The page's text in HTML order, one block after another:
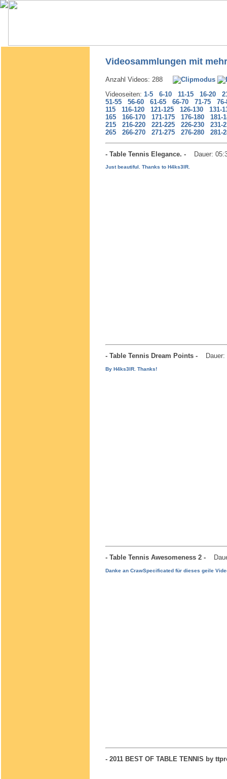
Videosammlungen mit
Anzahl Videos: 288
Videoseiten: 1-5 6-10 11-15 16-20
51-55
56-60 61-65 66-70 71-75
115
116-120 121-125 126-130
131-
165
166-170 171-175 176-180
181-
215
216-220 221-225 226-230
231-
265
266-270 271-275 276-280 281-
- Table Tennis Elegance. - Dauer:
Just beautiful. Thanks to H4ks3lR.
- Table Tennis Dream Points -
By H4ks3lR. Thanks!
- Table Tennis Awesomeness 2 -
Danke an CrawSpecificated für dieses geile
- 2011 BEST OF TABLE TENNIS by